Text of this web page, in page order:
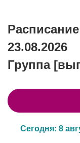
23.08.2026
Группа
Сегодня: 8